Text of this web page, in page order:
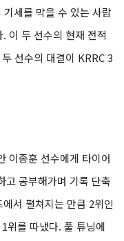
세를 막을 수 있는 사람
이 두 선수의 현재 전적
선수의 대결이 KRRC 3
이종훈 선수에게 타이어
고 공부해가며 기록 단축
서 펼쳐지는 만큼 2위인
위를 따냈다. 풀 튜닝에